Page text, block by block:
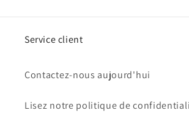
Service client
Contactez-nous aujourd'hui
Lisez notre politique de